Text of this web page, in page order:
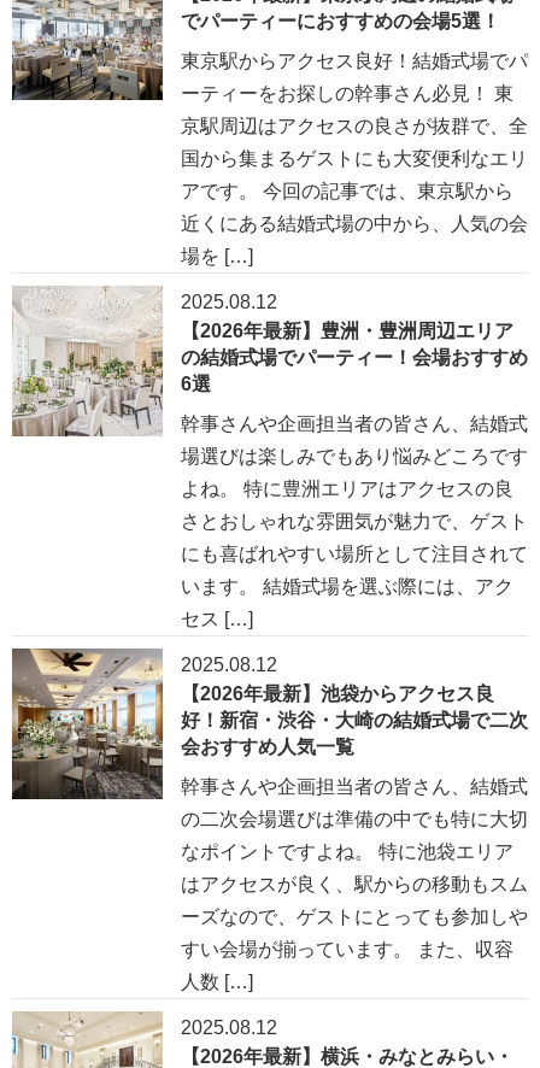
でパーティーにおすすめの会場5選！
東京駅からアクセス良好！結婚式場でパ
ーティーをお探しの幹事さん必見！ 東
京駅周辺はアクセスの良さが抜群で、全
国から集まるゲストにも大変便利なエリ
アです。 今回の記事では、東京駅から
近くにある結婚式場の中から、人気の会
場を […]
2025.08.12
【2026年最新】豊洲・豊洲周辺エリア
の結婚式場でパーティー！会場おすすめ
6選
幹事さんや企画担当者の皆さん、結婚式
場選びは楽しみでもあり悩みどころです
よね。 特に豊洲エリアはアクセスの良
さとおしゃれな雰囲気が魅力で、ゲスト
にも喜ばれやすい場所として注目されて
います。 結婚式場を選ぶ際には、アク
セス […]
2025.08.12
【2026年最新】池袋からアクセス良
好！新宿・渋谷・大崎の結婚式場で二次
会おすすめ人気一覧
幹事さんや企画担当者の皆さん、結婚式
の二次会場選びは準備の中でも特に大切
なポイントですよね。 特に池袋エリア
はアクセスが良く、駅からの移動もスム
ーズなので、ゲストにとっても参加しや
すい会場が揃っています。 また、収容
人数 […]
2025.08.12
【2026年最新】横浜・みなとみらい・